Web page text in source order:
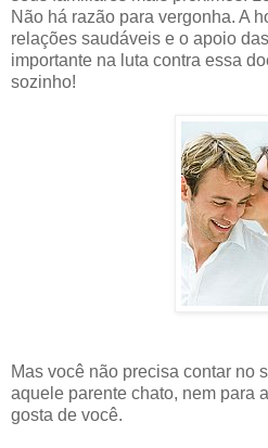
Não há razão para vergonha. A
relações saudáveis e o apoio
importante na luta contra essa
sozinho!
Mas você não precisa contar no
aquele parente chato, nem para
gosta de você.